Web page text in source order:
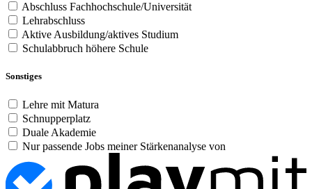
Abschluss Fachhochschule/Universität
Lehrabschluss
Aktive Ausbildung/aktives Studium
Schulabbruch höhere Schule
Sonstiges
Lehre mit Matura
Schnupperplatz
Duale Akademie
Nur passende Jobs meiner Stärkenanalyse von